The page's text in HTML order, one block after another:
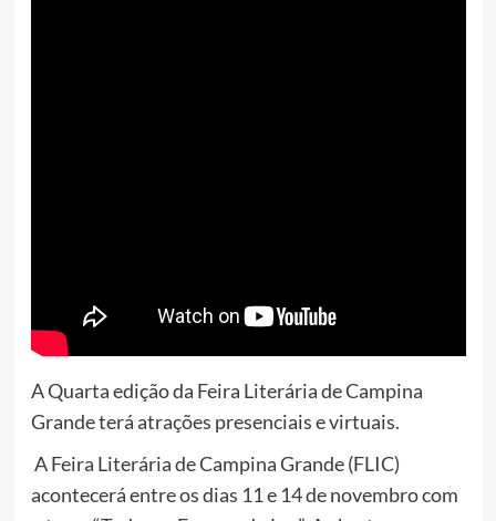
A Quarta edição da Feira Literária deCampina
Grandeterá atrações presenciais e virtuais.
A Feira Literária deCampinaGrande(FLIC)
acontecerá entre os dias 11 e 14 de novembro com